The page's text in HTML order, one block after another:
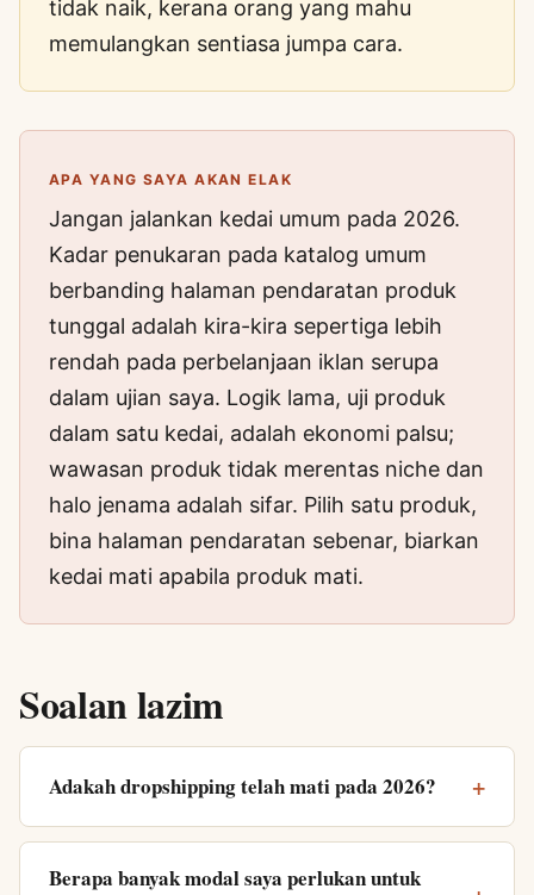
tidak naik, kerana orang yang mahu
memulangkan sentiasa jumpa cara.
APA YANG SAYA AKAN ELAK
Jangan jalankan kedai umum pada 2026.
Kadar penukaran pada katalog umum
berbanding halaman pendaratan produk
tunggal adalah kira-kira sepertiga lebih
rendah pada perbelanjaan iklan serupa
dalam ujian saya. Logik lama, uji produk
dalam satu kedai, adalah ekonomi palsu;
wawasan produk tidak merentas niche dan
halo jenama adalah sifar. Pilih satu produk,
bina halaman pendaratan sebenar, biarkan
kedai mati apabila produk mati.
Soalan lazim
Adakah dropshipping telah mati pada 2026?
Berapa banyak modal saya perlukan untuk